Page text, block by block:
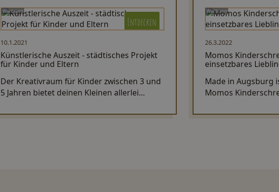
Werbung
Entdecken
10.1.2021
Künstlerische Auszeit - städtisches Projekt
für Kinder und Eltern
Der Kreativraum für Kinder zwischen 3 und
5 Jahren bietet deinen Kleinen allerlei
künstlerisch zu betätigen.
Werbung
26.3.2022
Momos
einsetzbares
Made in Augsburg
Momos